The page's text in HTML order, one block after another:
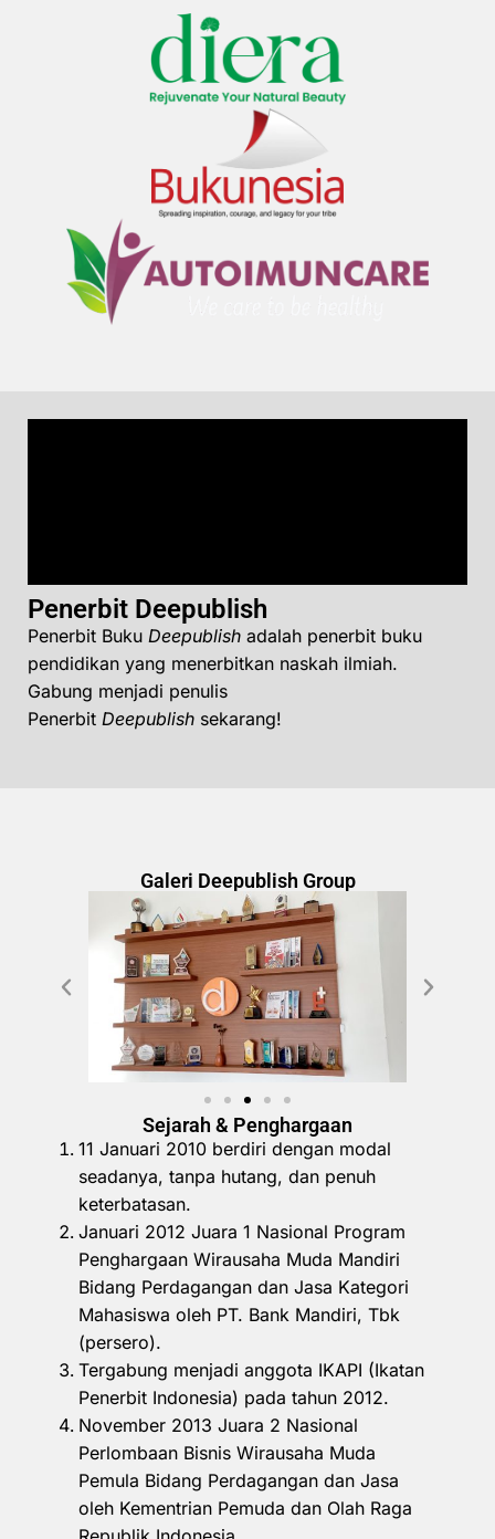
Penerbit Deepublish
Penerbit Buku Deepublish adalah penerbit buku
pendidikan yang menerbitkan naskah ilmiah.
Gabung menjadi penulis
Penerbit Deepublish sekarang!
Galeri Deepublish Group
Sejarah & Penghargaan
11 Januari 2010 berdiri dengan modal
seadanya, tanpa hutang, dan penuh
keterbatasan.
Januari 2012 Juara 1 Nasional Program
Penghargaan Wirausaha Muda Mandiri
Bidang Perdagangan dan Jasa Kategori
Mahasiswa oleh PT. Bank Mandiri, Tbk
(persero).
Tergabung menjadi anggota IKAPI (Ikatan
Penerbit Indonesia) pada tahun 2012.
November 2013 Juara 2 Nasional
Perlombaan Bisnis Wirausaha Muda
Pemula Bidang Perdagangan dan Jasa
oleh Kementrian Pemuda dan Olah Raga